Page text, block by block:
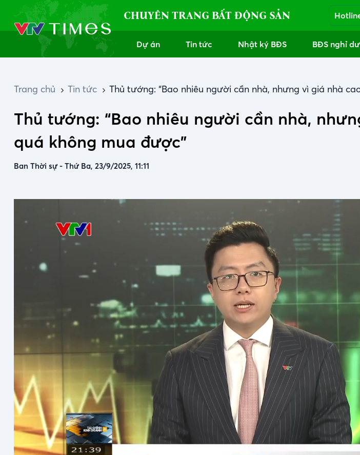
CHUYÊN TRANG BẤT ĐỘNG SẢN
Dự án Tin tức Nhật ký BĐS BĐS nghỉ
Trang chủ Tin tức Thủ tướng: “Bao nhiêu người cần nhà, nhưng vì giá nhà
Thủ tướng: “Bao nhiêu người cần nhà,
quá không mua được”
Ban Thời sự- Thứ Ba, 23/9/2025, 11:11